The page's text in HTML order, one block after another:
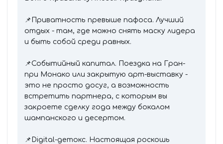
📌Приватность превыше пафоса. Лучший
отдых - там, где можно снять маску лидера
и быть собой среди равных.
📌Событийный капитал. Поездка на Гран-
при Монако или закрытую арт-выставку -
это не просто досуг, а возможность
встретить партнера, с которым вы
закроете сделку года между бокалом
шампанского и десертом.
📌Digital-детокс. Настоящая роскошь